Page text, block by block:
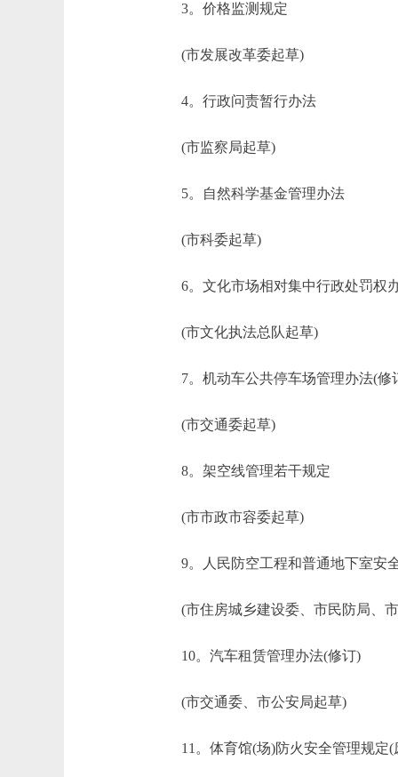
3。价格监测规定
(市发展改革委起草)
4。行政问责暂行办法
(市监察局起草)
5。自然科学基金管理办法
(市科委起草)
6。文化市场相对集中行政处罚权
(市文化执法总队起草)
7。机动车公共停车场管理办法(修
(市交通委起草)
8。架空线管理若干规定
(市市政市容委起草)
9。人民防空工程和普通地下室安
(市住房城乡建设委、市民防局、市
10。汽车租赁管理办法(修订)
(市交通委、市公安局起草)
11。体育馆(场)防火安全管理规定(